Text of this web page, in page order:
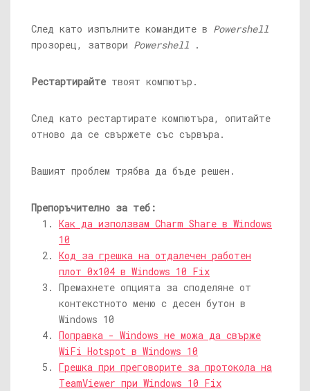
След като изпълните командите в Powershell
прозорец, затвори Powershell .
Рестартирайте твоят компютър.
След като рестартирате компютъра, опитайте
отново да се свържете със сървъра.
Вашият проблем трябва да бъде решен.
Препоръчително за теб:
Как да използвам Charm Share в Windows
10
Код за грешка на отдалечен работен
плот 0x104 в Windows 10 Fix
Премахнете опцията за споделяне от
контекстното меню с десен бутон в
Windows 10
Поправка - Windows не можа да свърже
WiFi Hotspot в Windows 10
Грешка при преговорите за протокола на
TeamViewer при Windows 10 Fix